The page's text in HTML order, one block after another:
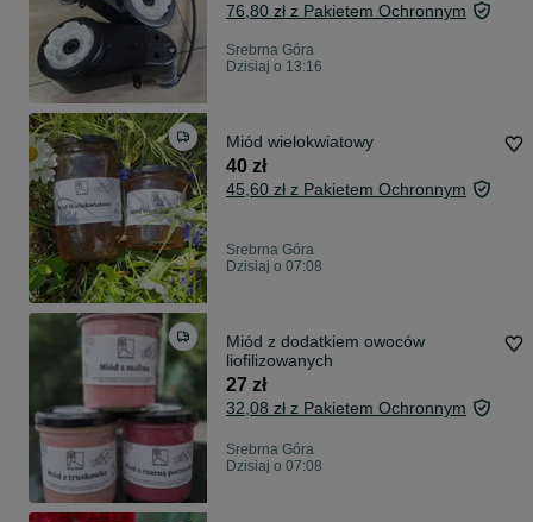
76,80 zł z Pakietem Ochronnym
Srebrna Góra
Dzisiaj o 13:16
Miód wielokwiatowy
40 zł
45,60 zł z Pakietem Ochronnym
Srebrna Góra
Dzisiaj o 07:08
Miód z dodatkiem owoców
liofilizowanych
27 zł
32,08 zł z Pakietem Ochronnym
Srebrna Góra
Dzisiaj o 07:08